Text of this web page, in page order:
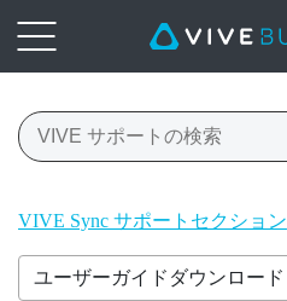
VIVE Sync サポートセクション
ユーザーガイドダウンロード